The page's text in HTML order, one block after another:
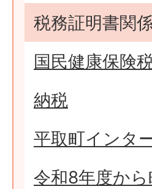
税務証明書関
国民健康保険
納税
平取町インタ
令和8年度か